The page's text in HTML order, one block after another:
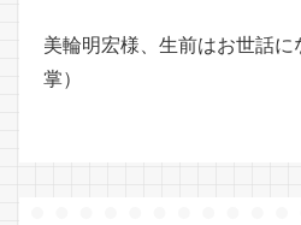
美輪明宏様、生前はお世話
掌）